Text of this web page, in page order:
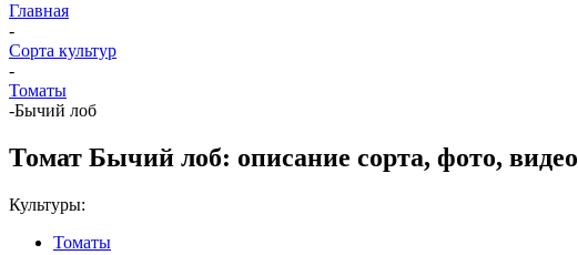
Главная
-
Сорта культур
-
Томаты
-Бычий лоб
Томат Бычий лоб: описание сорта, фото, видео
Культуры:
Томаты